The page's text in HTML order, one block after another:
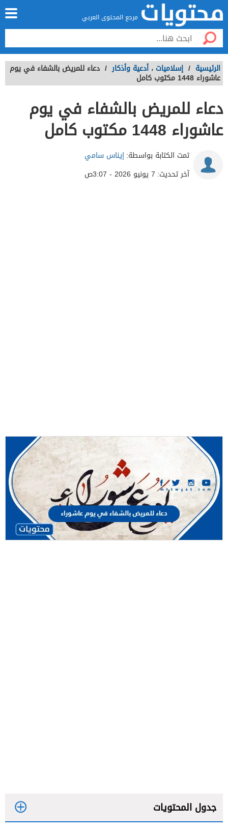
مرجع المحتوى العربي
الرئيسية / إسلاميات ، أدعية وأذكار / دعاء للمريض بالشفاء في يوم
عاشوراء 1448 مكتوب كامل
دعاء للمريض بالشفاء في يوم
عاشوراء 1448 مكتوب كامل
تمت الكتابة بواسطة:إيناس سامي
آخر تحديث: 7 يونيو 2026 - 3:07ص
جدول المحتويات